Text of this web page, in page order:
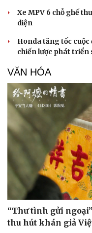
Xe MPV 6 chỗ ghế
diện
Honda tăng tốc cuộc
chiến lược phát triển
VĂN HÓA
“Thư tình gửi
thu hút khán giả